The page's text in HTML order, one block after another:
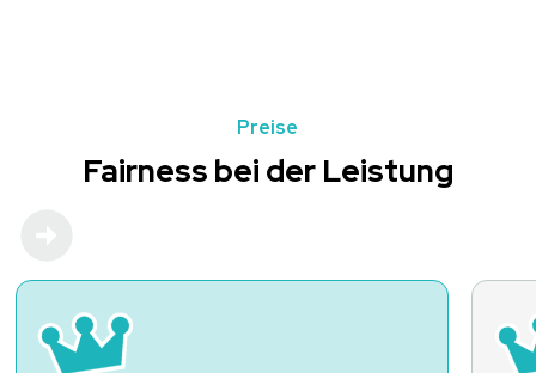
Preise
Fairness bei der Leistung